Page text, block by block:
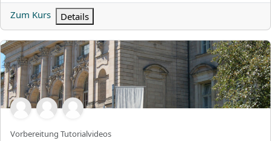
Zum Kurs
Details
Vorbereitung GeoGebra-Tutorialvideos
Kurzer Kursname
Vorbereitung Tutorialvideos